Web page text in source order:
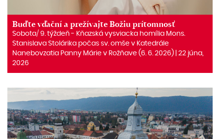
Buďte vďační a prežívajte Božiu prítomnosť
Sobota/ 9. týždeň ‒ Kňazská vysviacka homília Mons.
Stanislava Stolárika počas sv. omše v Katedrále
Nanebovzatia Panny Márie v Rožňave (6. 6. 2026) | 22 júna,
2026